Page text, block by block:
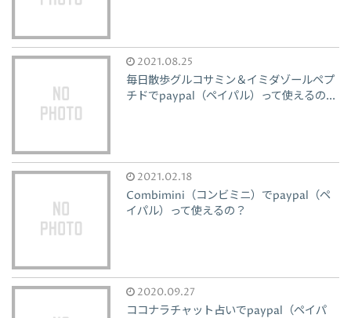
2021.08.25
毎日散歩グルコサミン＆イミダゾールペプ
チドでpaypal（ペイパル）って使えるの...
2021.02.18
Combimini（コンビミニ）でpaypal（ペ
イパル）って使えるの？
2020.09.27
ココナラチャット占いでpaypal（ペイパ